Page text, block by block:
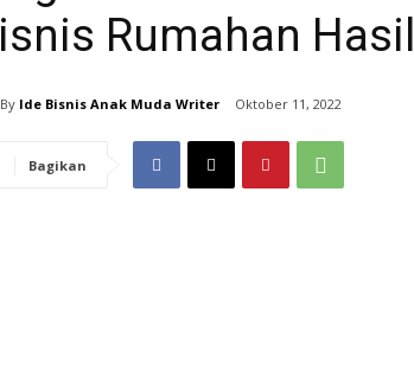
Rumahan
By Ide Bisnis Anak Muda Writer Oktober 11, 2022
Bagikan